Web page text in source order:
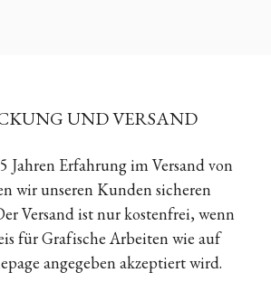
UND VERSAND
Jahren Erfahrung im Versand von
wir unseren Kunden sicheren
Versand ist nur kostenfrei, wenn
für Grafische Arbeiten wie auf
angegeben akzeptiert wird.